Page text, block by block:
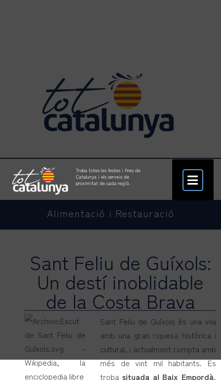
Troba totes les festes i fires de
Catalunya i els serveis de
proximitat de cada regió.
Alimentació i Restauració
Sant Feliu de Guíxols:
Un destí inoblidable
de la Costa Brava
Sant Feliu de Guíxols és una vila
amb una gran riquesa històrica i
cultural, i actualment compta amb
més de vint mil habitants. Es
troba situada al Baix Empordà,